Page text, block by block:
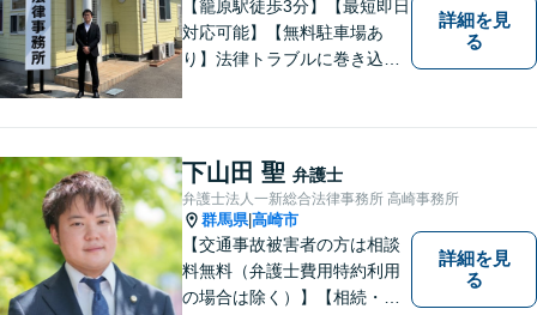
【籠原駅徒歩3分】【最短即日
対応可能】【無料駐車場あ
り】法律トラブルに巻き込ま
解決の鍵です。お困りごとが
ございましたら、お気軽にご
相談ください。
詳細を見
る
下山田 聖 弁護士
弁護士法人一新総合法律事務所 高崎事務所
群馬県|高崎市
【交通事故被害者の方は相談
料無料（弁護士費用特約利用
の場合は除く）】【相続・債
詳細を見
る